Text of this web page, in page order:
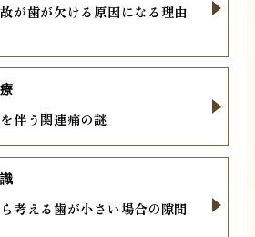
が歯が欠ける原因になる理由
伴う関連痛の謎
考える歯が小さい場合の隙間